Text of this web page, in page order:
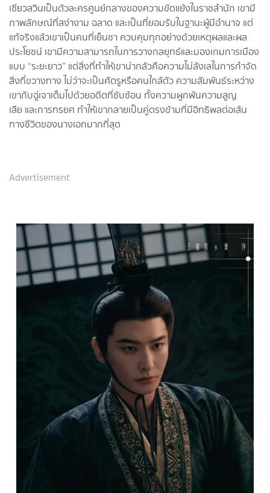
เซียวสวินเป็นตัวละครศูนย์กลางของความขัดแย้งในราชสำนัก เขามี
ภาพลักษณ์ที่สง่างาม ฉลาด และเป็นที่ยอมรับในฐานะผู้มีอำนาจ แต่
แท้จริงแล้วเขาเป็นคนที่เย็นชา ควบคุมทุกอย่างด้วยเหตุผลและผล
ประโยชน์ เขามีความสามารถในการวางกลยุทธ์และมองเกมการเมือง
แบบ “ระยะยาว” แต่สิ่งที่ทำให้เขาน่ากลัวคือความไม่ลังเลในการกำจัด
สิ่งที่ขวางทาง ไม่ว่าจะเป็นศัตรูหรือคนใกล้ตัว ความสัมพันธ์ระหว่าง
เขากับฉู่เจาเต็มไปด้วยอดีตที่ซับซ้อน ทั้งความผูกพันความสูญ
เสีย และการทรยศ ทำให้เขากลายเป็นคู่ตรงข้ามที่มีอิทธิพลต่อเส้น
ทางชีวิตของนางเอกมากที่สุด
Advertisement